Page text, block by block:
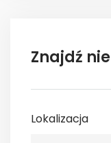
Znajdź
Lokalizacja